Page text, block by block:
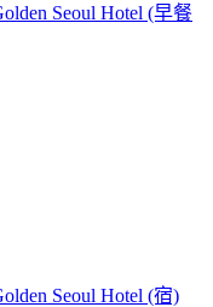
Seoul Hotel (早餐
Seoul Hotel (宿)